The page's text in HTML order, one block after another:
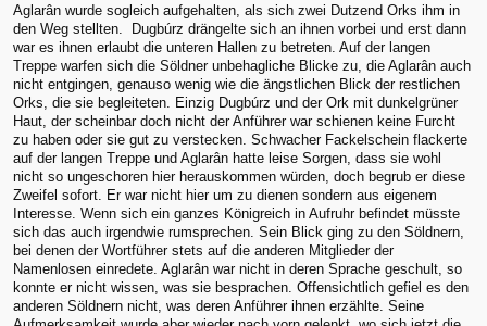
Aglarân wurde sogleich aufgehalten, als sich zwei Dutzend Orks ihm in
den Weg stellten. Dugbúrz drängelte sich an ihnen vorbei und erst dann
war es ihnen erlaubt die unteren Hallen zu betreten. Auf der langen
Treppe warfen sich die Söldner unbehagliche Blicke zu, die Aglarân auch
nicht entgingen, genauso wenig wie die ängstlichen Blick der restlichen
Orks, die sie begleiteten. Einzig Dugbúrz und der Ork mit dunkelgrüner
Haut, der scheinbar doch nicht der Anführer war schienen keine Furcht
zu haben oder sie gut zu verstecken. Schwacher Fackelschein flackerte
auf der langen Treppe und Aglarân hatte leise Sorgen, dass sie wohl
nicht so ungeschoren hier herauskommen würden, doch begrub er diese
Zweifel sofort. Er war nicht hier um zu dienen sondern aus eigenem
Interesse. Wenn sich ein ganzes Königreich in Aufruhr befindet müsste
sich das auch irgendwie rumsprechen. Sein Blick ging zu den Söldnern,
bei denen der Wortführer stets auf die anderen Mitglieder der
Namenlosen einredete. Aglarân war nicht in deren Sprache geschult, so
konnte er nicht wissen, was sie besprachen. Offensichtlich gefiel es den
anderen Söldnern nicht, was deren Anführer ihnen erzählte. Seine